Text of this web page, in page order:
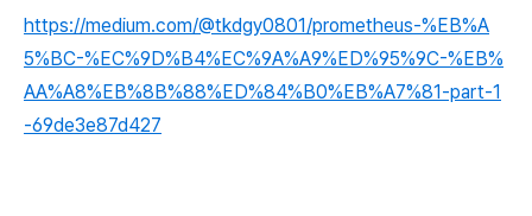
https://medium.com/@tkdgy0801/prometheus-%EB%A
5%BC-%EC%9D%B4%EC%9A%A9%ED%95%9C-%EB%
AA%A8%EB%8B%88%ED%84%B0%EB%A7%81-part-1
-69de3e87d427